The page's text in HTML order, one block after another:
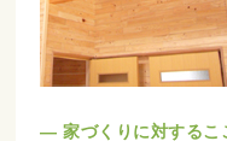
― 家づくりに対するこ